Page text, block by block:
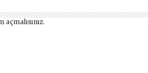
açmalısınız.